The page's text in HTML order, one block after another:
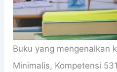
Buku yang mengenalkan
Minimalis, Kompetensi